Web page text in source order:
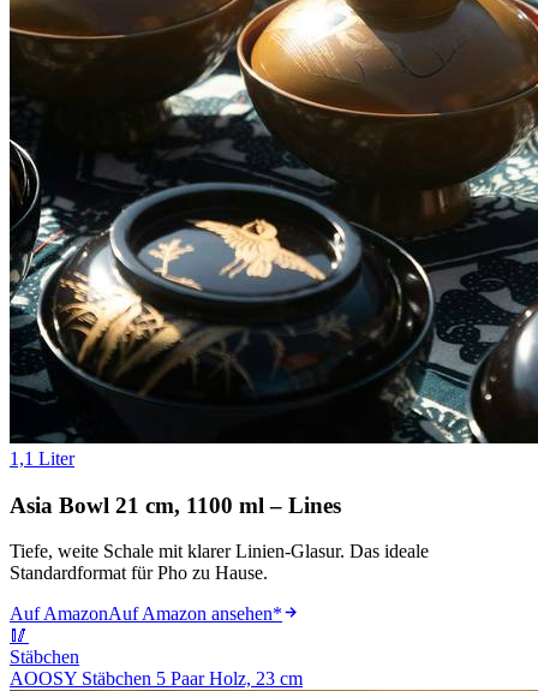
1,1 Liter
Asia Bowl 21 cm, 1100 ml – Lines
Tiefe, weite Schale mit klarer Linien-Glasur. Das ideale
Standardformat für Pho zu Hause.
Auf AmazonAuf Amazon ansehen*
🥢
Stäbchen
AOOSY Stäbchen 5 Paar Holz, 23 cm